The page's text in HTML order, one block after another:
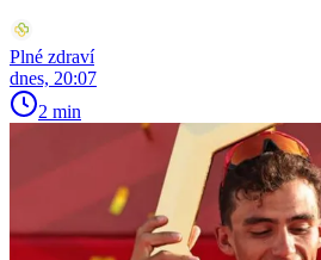
Plné zdraví
dnes, 20:07
2 min